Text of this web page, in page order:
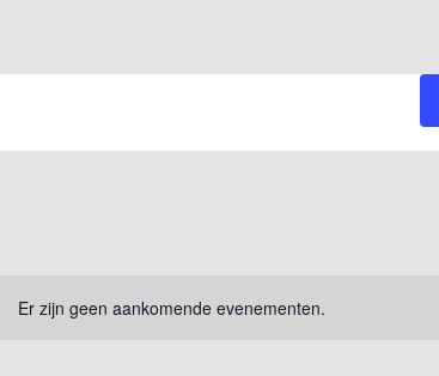
Er zijn geen aankomende evenementen.